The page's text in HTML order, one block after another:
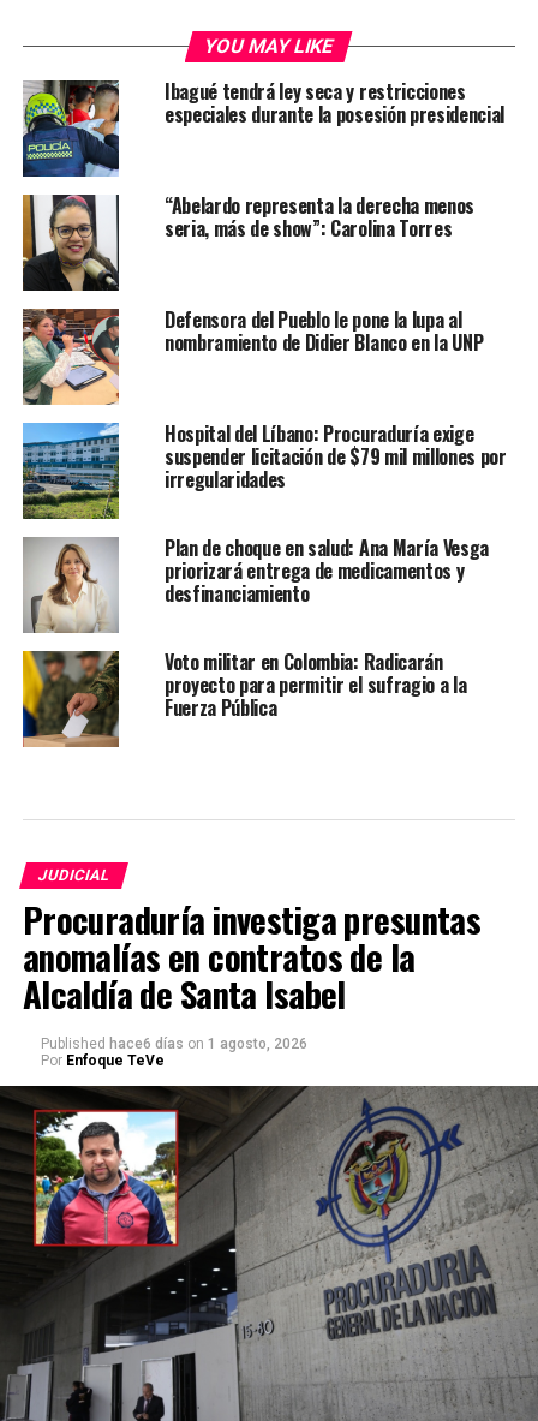
YOU MAY LIKE
Ibagué tendrá ley seca y restricciones
especiales durante la posesión presidencial
“Abelardo representa la derecha menos
seria, más de show”: Carolina Torres
Defensora del Pueblo le pone la lupa al
nombramiento de Didier Blanco en la UNP
Hospital del Líbano: Procuraduría exige
suspender licitación de $79 mil millones por
irregularidades
Plan de choque en salud: Ana María Vesga
priorizará entrega de medicamentos y
desfinanciamiento
Voto militar en Colombia: Radicarán
proyecto para permitir el sufragio a la
Fuerza Pública
JUDICIAL
Procuraduría investiga presuntas
anomalías en contratos de la
Alcaldía de Santa Isabel
Published hace6 días on 1 agosto, 2026
Por Enfoque TeVe